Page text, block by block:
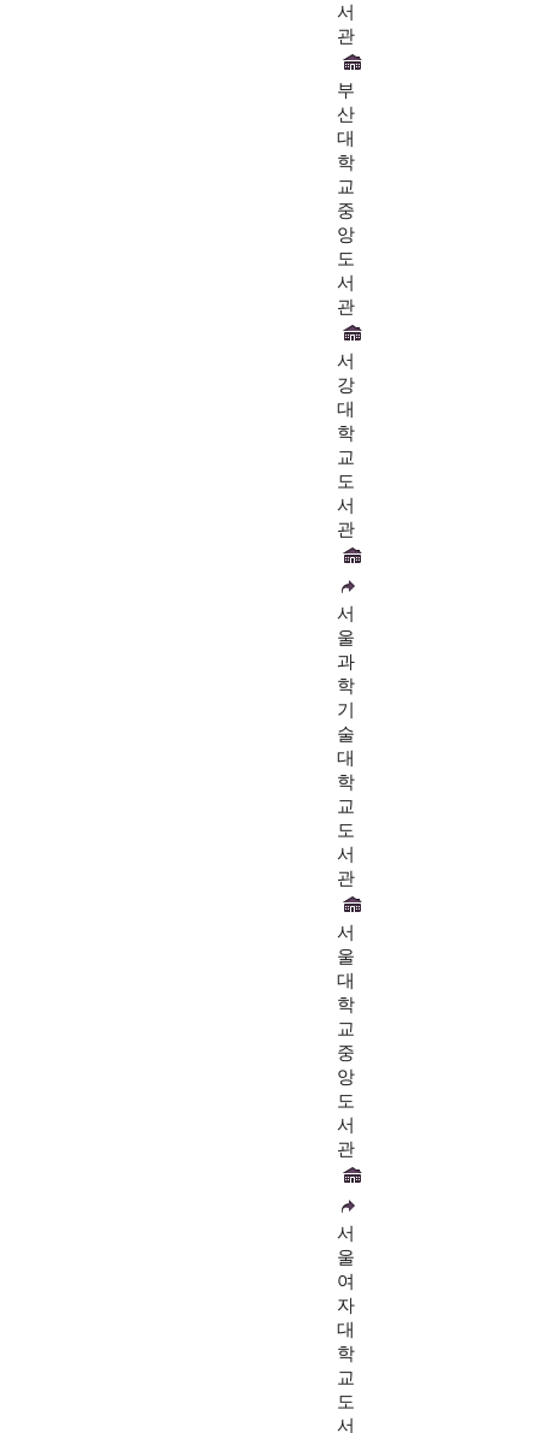
서
관
부
산
대
학
교
중
앙
도
서
관
서
강
대
학
교
도
서
관
서
울
과
학
기
술
대
학
교
도
서
관
서
울
대
학
교
중
앙
도
서
관
서
울
여
자
대
학
교
도
서